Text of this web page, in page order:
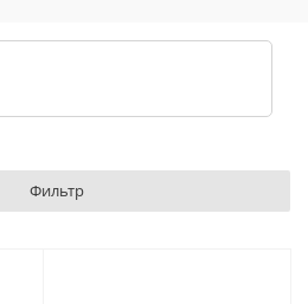
Фильтр